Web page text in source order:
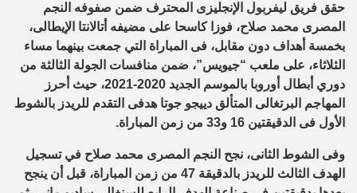
حقق فريق ليفربول الإنجليزى المحترف ضمن صفوفه النجم
المصرى محمد صلاح، فوزا كاسحا على مضيفه أتالانتا الإيطالى،
بخمسة أهداف دون مقابل، فى المباراة التي جمعت بينهما مساء
الثلاثاء، على ملعب “جيويس”، ضمن منافسات الجولة الثالثة من
دوري أبطال أوروبا بالموسم الجديد 2020-2021، حيث أحرز
المهاجم البرتغالى المتألق دييجو جوتا هدفى التقدم للريدز بالشوط
الأول فى الدقيقتين 16 و33 من زمن المباراة.
وفى الشوط الثانى، نجح النجم المصرى محمد صلاح في تسجيل
الهدف الثالث للريدز بالدقيقة 47 من زمن المباراة، قبل أن ينجح